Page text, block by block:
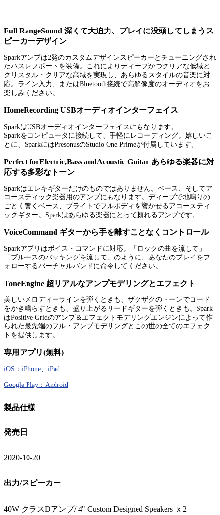
Full RangeSound 深くて大迫力、プレイに没頭してしまうス
ピーカーデザイン
Sparkアンプは2発のカスタムデザインスピーカーとチューニングされ
たバスレフポートを装備。これによりディープかつクリアな低域と
クリスタル・クリアな高域を実現し、あらゆるスタイルの音楽に対
応。ライン入力、またはBluetooth接続で高解像度のオーディオをお
楽しみください。
HomeRecording USBオーディオインターフェイス
SparkはUSBオーディオインターフェイスにもなります。
Sparkをコンピュータに接続して、手軽にレコーディング。嬉しいこ
とに、SparkにはPresonusのStudio One Primeが付属しています。
Perfect forElectric,Bass andAcoustic Guitar あらゆる楽器に対
応する多彩なトーン
Sparkはエレキギターだけのものではありません。ベース、そしてア
コースティック楽器用のアンプにもなります。ディープで地鳴りの
ごとく響くベース、ブライトでフルボディを響かせるアコースティ
ックギター。Sparkはあらゆる楽器にとって頼れるアンプです。
VoiceCommand ギターから手を離すことなくコントロール
Sparkアプリはボイス・コマンドに対応。「ロックの曲を流して」
「ブルースのバッキングを流して」のように、あなたのプレイをフ
ォローするバーチャルバンドに命令してください。
ToneEngine 超リアルなアンプモデリングとエフェクト
美しいメロディーラインを弾くときも、ザクザクのトーンでコード
をかき鳴らすときも、盛り上がるリードギターを弾くときも。Spark
はPositive Gridのアンプ＆エフェクトモデリングエンジンによって作
られた最先端のフル・アンプモデリングとこの世の全てのエフェク
トを提供します。
専用アプリ(無料)
iOS：iPhone、iPad
Google Play：Android
製品仕様
発売日
2020-10-20
出力/スピーカー
40W クラスDアンプ/ 4" Custom Designed Speakers ｘ2